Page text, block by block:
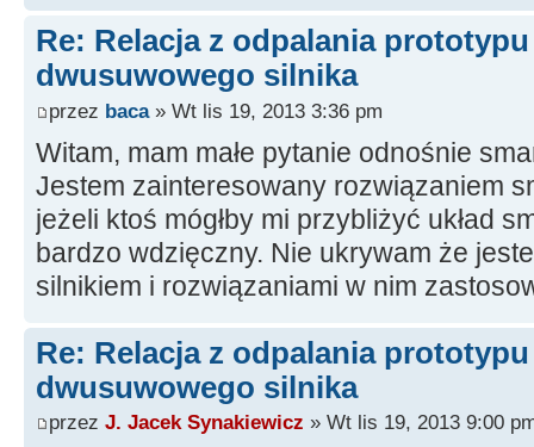
Re: Relacja z odpalania
dwusuwowego silnika
przez baca» Wt lis 19, 2013 3:36 pm
Witam, mam małe pytanie odnośnie
Jestem zainteresowany rozwiązaniem
jeżeli ktoś mógłby mi przybliżyć układ
bardzo wdzięczny. Nie ukrywam że
silnikiem i rozwiązaniami w nim
Re: Relacja z odpalania
dwusuwowego silnika
przez J. Jacek Synakiewicz » Wt lis 19, 2013 9:00